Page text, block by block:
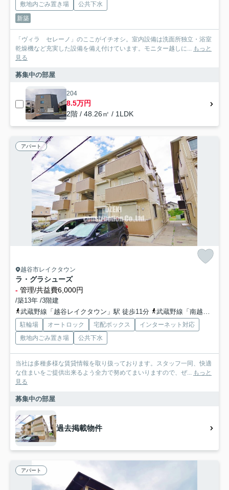
敷地内ごみ置き場
公共下水
新築
「ヴィラ セレーノ」のここがイチオシ。室内設備は洗面所独立・浴室
乾燥機など充実した設備を備え付けています。モニター越しに... もっと
見る
募集中の部屋
204
8.5万円
2階 / 48.26㎡ / 1LDK
アパート
越谷市レイクタウン
ラ・グラシューズ
- 管理/共益費6,000円
/築13年 /3階建
武蔵野線「越谷レイクタウン」駅 徒歩11分
武蔵野線「南越谷」駅 徒歩39分
駐輪場 オートロック 宅配ボックス
インターネット対応
敷地内ごみ置き場
公共下水
当社は多種多様な賃貸情報を取り扱っております。スタッフ一同、快適
な住まいをご提供出来るよう全力で努めてまいりますので、ぜ... もっと
見る
募集中の部屋
過去掲載物件
アパート